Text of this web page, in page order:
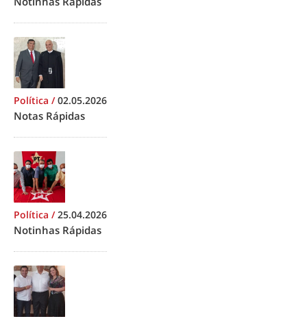
Política /02.05.2026
Notas Rápidas
Política /25.04.2026
Notinhas Rápidas